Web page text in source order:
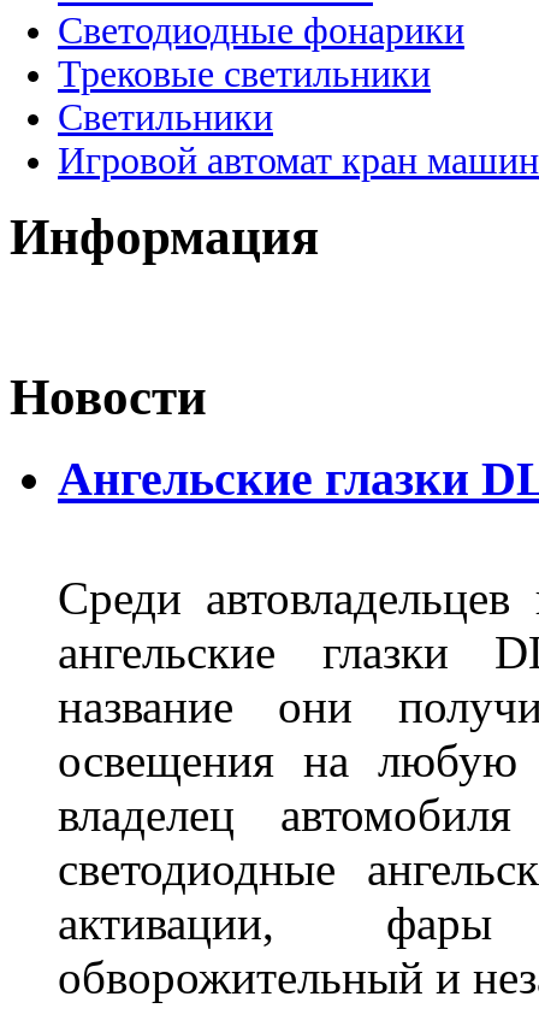
Светодиодные фонарики
Трековые светильники
Светильники
Игровой автомат кран
Информация
Новости
Ангельские глазки
Среди
ангельские глазки
название они
освещения на любую
владелец
светодиодные
активации, фары
обворожительный и